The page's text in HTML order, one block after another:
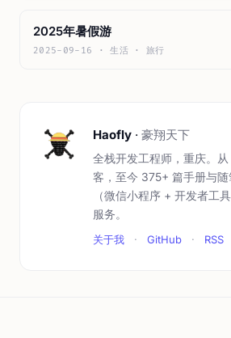
2025年暑假游
2025-09-16 · 生活 · 旅行
Haofly · 豪翔天下
全栈开发工程师，重庆。
客，至今 375+ 篇手册与
（微信小程序 + 开发者工
服务。
关于我 · GitHub · RSS